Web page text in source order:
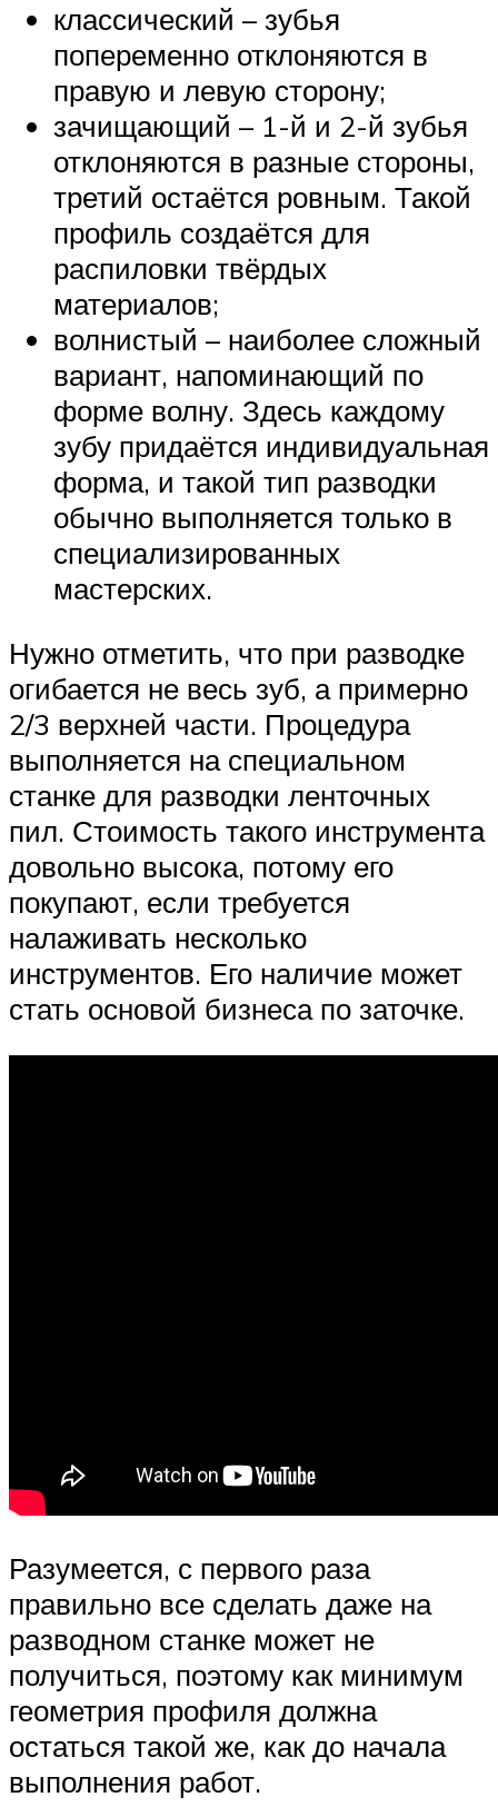
классический – зубья
попеременно отклоняются в
правую и левую сторону;
зачищающий – 1-й и 2-й зубья
отклоняются в разные стороны,
третий остаётся ровным. Такой
профиль создаётся для
распиловки твёрдых
материалов;
волнистый – наиболее сложный
вариант, напоминающий по
форме волну. Здесь каждому
зубу придаётся индивидуальная
форма, и такой тип разводки
обычно выполняется только в
специализированных
мастерских.
Нужно отметить, что при разводке
огибается не весь зуб, а примерно
2/3 верхней части. Процедура
выполняется на специальном
станке для разводки ленточных
пил. Стоимость такого инструмента
довольно высока, потому его
покупают, если требуется
налаживать несколько
инструментов. Его наличие может
стать основой бизнеса по заточке.
Разумеется, с первого раза
правильно все сделать даже на
разводном станке может не
получиться, поэтому как минимум
геометрия профиля должна
остаться такой же, как до начала
выполнения работ.